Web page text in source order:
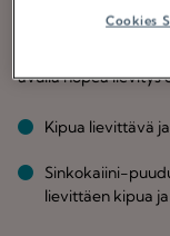
Peräpukamien ja
avulla nopea lievitys
Kipua lievittävä
Sinkokaiini-
lievittäen kipua
Cookies